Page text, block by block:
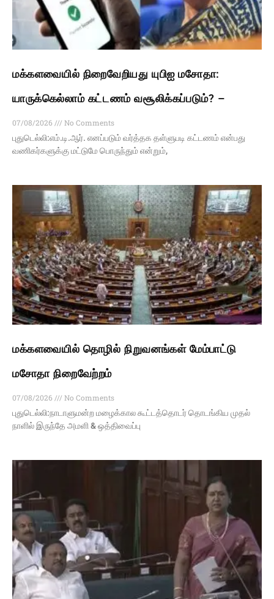
மக்களவையில் நிறைவேறியது யுபிஐ மசோதா:
யாருக்கெல்லாம் கட்டணம் வசூலிக்கப்படும்? –
07/08/2026
No Comments
புதுடெல்லி:எம்.டி.ஆர். எனப்படும் வர்த்தக தள்ளுபடி கட்டணம் என்பது
வணிகர்களுக்கு மட்டுமே பொருந்தும் என்றும்,
மக்களவையில் தொழில் நிறுவனங்கள் மேம்பாட்டு
மசோதா நிறைவேற்றம்
07/08/2026
No Comments
புதுடெல்லி:நாடாளுமன்ற மழைக்கால கூட்டத்தொடர் தொடங்கிய முதல்
நாளில் இருந்தே அமளி & ஒத்திவைப்பு